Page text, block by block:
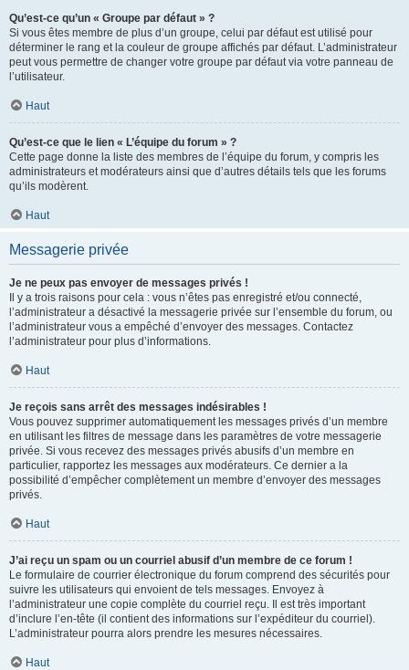
Qu’est-ce qu’un « Groupe par défaut » ?
Si vous êtes membre de plus d’un groupe, celui par défaut est utilisé pour
déterminer le rang et la couleur de groupe affichés par défaut. L’administrateur
peut vous permettre de changer votre groupe par défaut via votre panneau de
l’utilisateur.
Haut
Qu’est-ce que le lien « L’équipe du forum » ?
Cette page donne la liste des membres de l’équipe du forum, y compris les
administrateurs et modérateurs ainsi que d’autres détails tels que les forums
qu’ils modèrent.
Haut
Messagerie privée
Je ne peux pas envoyer de messages privés !
Il y a trois raisons pour cela : vous n’êtes pas enregistré et/ou connecté,
l’administrateur a désactivé la messagerie privée sur l’ensemble du forum, ou
l’administrateur vous a empêché d’envoyer des messages. Contactez
l’administrateur pour plus d’informations.
Haut
Je reçois sans arrêt des messages indésirables !
Vous pouvez supprimer automatiquement les messages privés d’un membre
en utilisant les filtres de message dans les paramètres de votre messagerie
privée. Si vous recevez des messages privés abusifs d’un membre en
particulier, rapportez les messages aux modérateurs. Ce dernier a la
possibilité d’empêcher complètement un membre d’envoyer des messages
privés.
Haut
J’ai reçu un spam ou un courriel abusif d’un membre de ce forum !
Le formulaire de courrier électronique du forum comprend des sécurités pour
suivre les utilisateurs qui envoient de tels messages. Envoyez à
l’administrateur une copie complète du courriel reçu. Il est très important
d’inclure l’en-tête (il contient des informations sur l’expéditeur du courriel).
L’administrateur pourra alors prendre les mesures nécessaires.
Haut